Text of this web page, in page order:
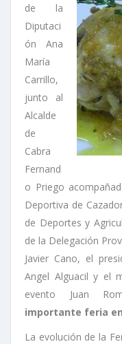
de la
Diputaci
ón Ana
María
Carrillo,
junto al
Alcalde
de
Cabra
Fernand
o Priego
Deportiva de
de Deportes y
de la Delegación
Javier Cano, el
Angel Alguacil y el
evento Juan
importante feria
La evolución de la